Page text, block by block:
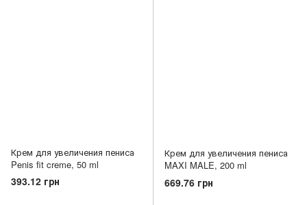
Крем для увеличения пениса
Penis fit creme, 50 ml
393.12 грн
Крем для увеличения пениса
MAXI MALE, 200 ml
669.76 грн